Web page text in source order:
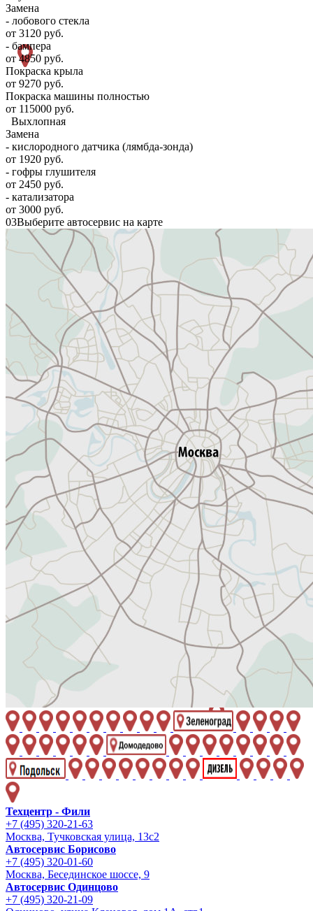
Замена
- лобового стекла
от 3120 руб.
- бампера
от 4850 руб.
Покраска крыла
от 9270 руб.
Покраска машины полностью
от 115000 руб.
Выхлопная
Замена
- кислородного датчика (лямбда-зонда)
от 1920 руб.
- гофры глушителя
от 2450 руб.
- катализатора
от 3000 руб.
03Выберите автосервис на карте
Техцентр - Фили
+7 (495) 320-21-63
Москва, Тучковская улица, 13с2
Автосервис Борисово
+7 (495) 320-01-60
Москва, Бесединское шоссе, 9
Автосервис Одинцово
+7 (495) 320-21-09